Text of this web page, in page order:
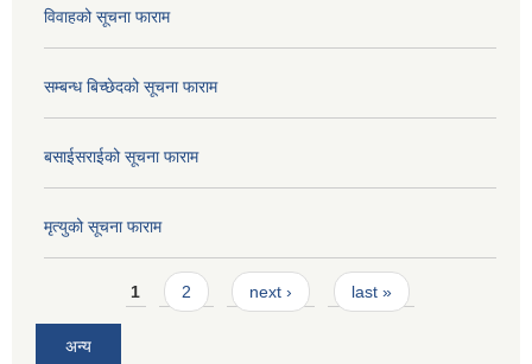
विवाहको सूचना फाराम
सम्बन्ध बिच्छेदको सूचना फाराम
बसाईसराईको सूचना फाराम
मृत्युको सूचना फाराम
Pages1 2 next › last »
अन्य